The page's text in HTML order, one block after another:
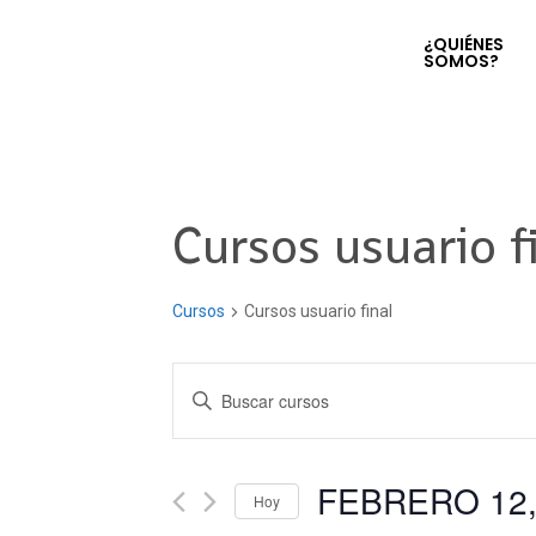
¿QUIÉNES
SOMOS?
Cursos usuario
Cursos Cursos usuario final
Navegación
de
búsqueda
Introduce
Busca
Hoy FEBRERO